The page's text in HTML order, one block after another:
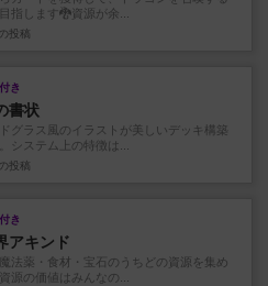
指します🐉資源が余...
投稿
き
書状
グラス風のイラストが美しいデッキ構築
システム上の特徴は...
投稿
き
アキンド
法薬・食材・宝石のうちどの資源を集め
源の価値はみんなの...